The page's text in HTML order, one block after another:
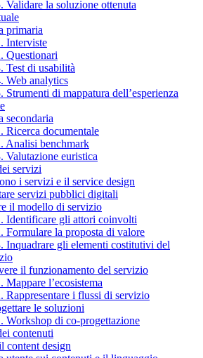
Validare la soluzione ottenuta
primaria
Interviste
Questionari
Test di usabilità
Web analytics
Strumenti di mappatura dell’esperienza
secondaria
Ricerca documentale
Analisi benchmark
Valutazione euristica
servizi
i servizi e il service design
servizi pubblici digitali
il modello di servizio
Identificare gli attori coinvolti
Formulare la proposta di valore
Inquadrare gli elementi costitutivi del
il funzionamento del servizio
Mappare l’ecosistema
Rappresentare i flussi di servizio
le soluzioni
Workshop di co-progettazione
contenuti
content design